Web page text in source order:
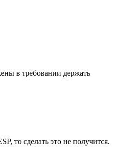
в требовании держать
то сделать это не получится.